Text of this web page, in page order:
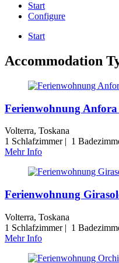
Start
Configure
Start
Accommodation
Ferienwohnung
Volterra, Toskana
1 Schlafzimmer | 1
Mehr Info
Ferienwohnung
Volterra, Toskana
1 Schlafzimmer | 1
Mehr Info